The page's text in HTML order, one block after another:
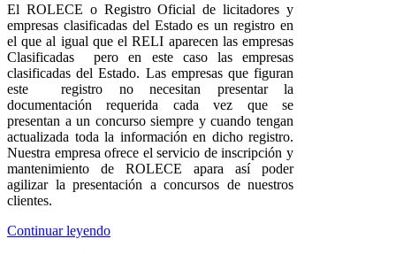
El ROLECE o Registro Oficial de licitadores y
empresas clasificadas del Estado es un registro en
el que al igual que el RELI aparecen las empresas
Clasificadas pero en este caso las empresas
clasificadas del Estado. Las empresas que figuran
este registro no necesitan presentar la
documentación requerida cada vez que se
presentan a un concurso siempre y cuando tengan
actualizada toda la información en dicho registro.
Nuestra empresa ofrece el servicio de inscripción y
mantenimiento de ROLECE apara así poder
agilizar la presentación a concursos de nuestros
clientes.
Continuar leyendo